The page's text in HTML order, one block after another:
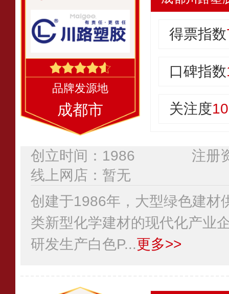
成都市
得票指数
口碑指数
关注度
创立时间：1986
注册
线上网店：暂无
创建于1986年，大型绿色建材
类新型化学建材的现代化产业
研发生产白色P...更多>>